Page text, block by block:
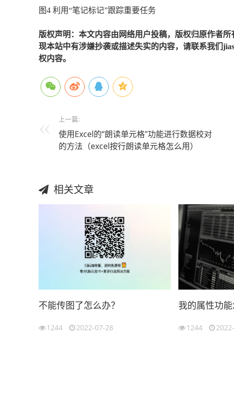
图4 利用“笔记标记”跟踪重要任务
版权声明：本文内容由网络用户投稿，版权归原作者
现本站中有涉嫌抄袭或描述失实的内容，请联系我们
权内容。
上一篇:
使用Excel的“朗读单元格”功能进行数据校对
的方法（excel按行朗读单元格怎么用）
相关文章
不能传图了怎么办？
1244 2022-07-28
我的属性功
1244